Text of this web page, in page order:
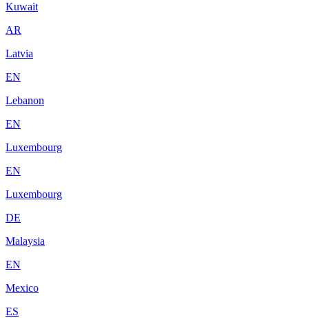
Kuwait
AR
Latvia
EN
Lebanon
EN
Luxembourg
EN
Luxembourg
DE
Malaysia
EN
Mexico
ES